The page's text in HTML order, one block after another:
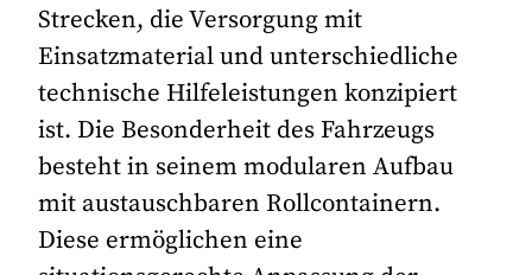
Strecken, die Versorgung mit
Einsatzmaterial und unterschiedliche
technische Hilfeleistungen konzipiert
ist. Die Besonderheit des Fahrzeugs
besteht in seinem modularen Aufbau
mit austauschbaren Rollcontainern.
Diese ermöglichen eine